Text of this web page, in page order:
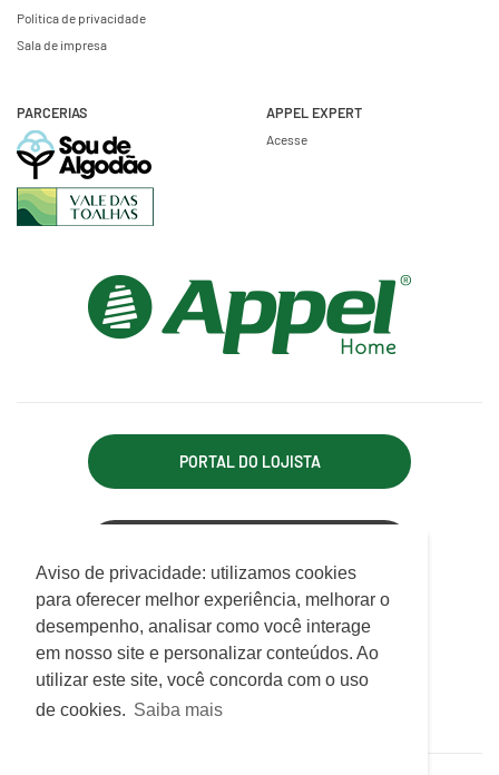
Utilizamos cookies para oferecer melhor
experiência, melhorar o desempenho, analisar
como você interage em nosso site e
personalizar conteúdo.
Política de privacidade
Sala de impresa
PARCERIAS APPEL EXPERT
Acesse
PORTAL DO LOJISTA
APPEL INDÚSTRIA TÊXTIL LTDA.
Rodovia Antônio Heil, km 21, 7.550 - Limoeiro
CEP 88352-502 - Brusque - SC
ATENDIMENTO
De Segunda a Sexta das 07h30 às 12h e das 13h às 17h15
Aviso de privacidade: utilizamos cookies
para oferecer melhor experiência, melhorar o
desempenho, analisar como você interage
em nosso site e personalizar conteúdos. Ao
utilizar este site, você concorda com o uso
de cookies. Saiba mais